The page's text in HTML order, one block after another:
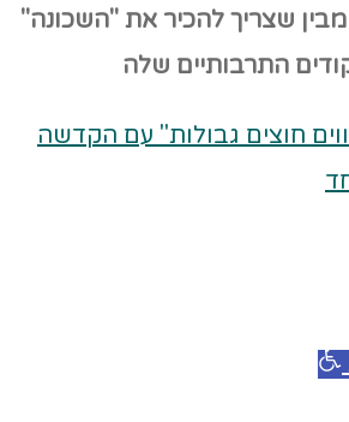
שצריך להכיר את "השכונה"
התרבותיים שלה
חוצים גבולות" עם הקדשה